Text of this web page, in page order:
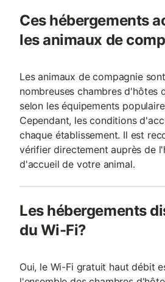
Ces hébergements
les animaux de
Les animaux de compagnie
nombreuses chambres d'hôtes
selon les équipements
Cependant, les conditions
chaque établissement. Il est
vérifier directement auprès de
d'accueil de votre animal.
Les hébergements
du Wi-Fi?
Oui, le Wi-Fi gratuit haut débit